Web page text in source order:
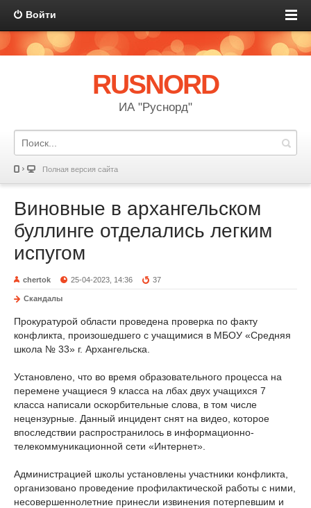
Войти
RUSNORD
ИА "Руснорд"
Полная версия сайта
Виновные в архангельском
буллинге отделались легким
испугом
chertok 25-04-2023, 14:36 37
Скандалы
Прокуратурой области проведена проверка по факту
конфликта, произошедшего с учащимися в МБОУ «Средняя
школа № 33» г. Архангельска.
Установлено, что во время образовательного процесса на
перемене учащиеся 9 класса на лбах двух учащихся 7
класса написали оскорбительные слова, в том числе
нецензурные. Данный инцидент снят на видео, которое
впоследствии распространилось в информационно-
телекоммуникационной сети «Интернет».
Администрацией школы установлены участники конфликта,
организовано проведение профилактической работы с ними,
несовершеннолетние принесли извинения потерпевшим и